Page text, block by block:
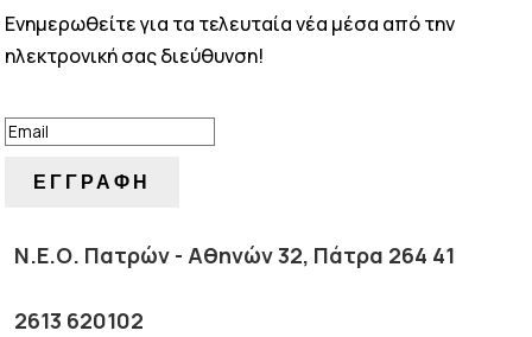
Ενημερωθείτε για τα τελευταία νέα μέσα από την
ηλεκτρονική σας διεύθυνση!
ΕΓΓΡΑΦΗ
Ν.Ε.Ο. Πατρών - Αθηνών 32, Πάτρα 264 41
2613 620102